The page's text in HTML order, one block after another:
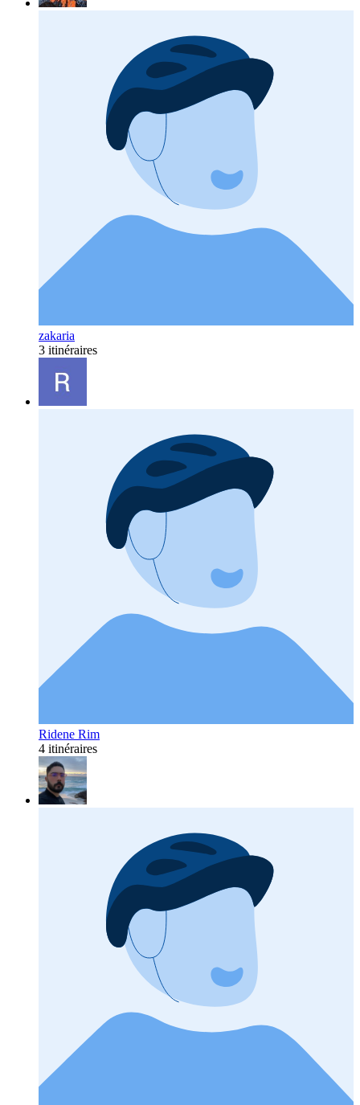
zakaria
3 itinéraires
Ridene Rim
4 itinéraires